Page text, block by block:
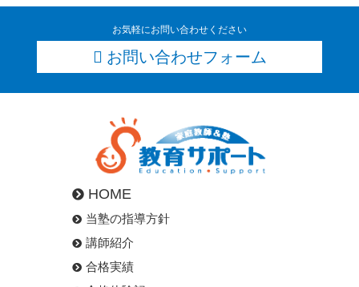
お気軽にお問い合わせください
お問い合わせフォーム
HOME
当塾の指導方針
講師紹介
合格実績